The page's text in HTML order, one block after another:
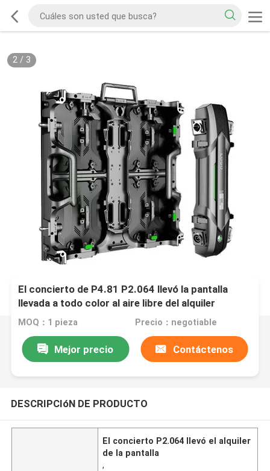
2/ 3
El concierto de P4.81 P2.064 llevó la pantalla
llevada a todo color al aire libre del alquiler
1R1G1B de la pantalla
MOQ：1 pieza Precio：negotiable
Mejor precio Contáctenos
DESCRIPCIóN DE PRODUCTO
El concierto P2.064 llevó el alquiler
de la pantalla
,